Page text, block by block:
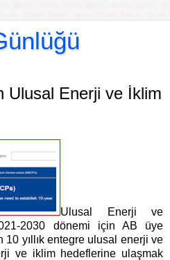
Ulusal Enerji ve İklim
Ulusal Enerji ve
2030 dönemi için AB üye
10 yıllık entegre ulusal enerji ve
ve iklim hedeflerine ulaşmak